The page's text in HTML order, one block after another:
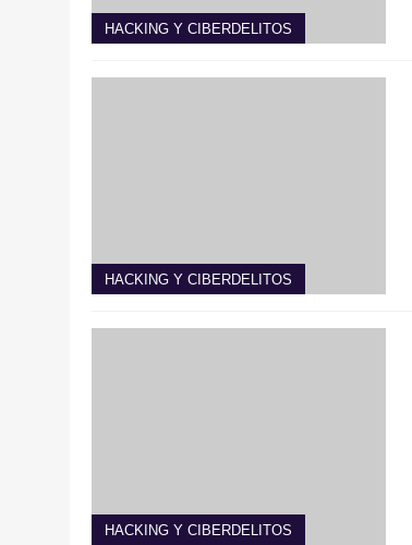
HACKING Y CIBERDELITOS
HACKING Y CIBERDELITOS
HACKING Y CIBERDELITOS